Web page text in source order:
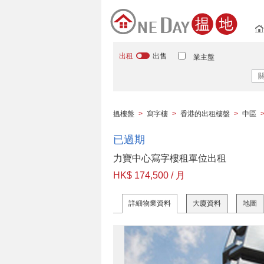
出租 出售 業主盤
搵樓盤 > 寫字樓 > 香港的出租樓盤 > 中區 >
已過期
力寶中心寫字樓租單位出租
HK$ 174,500 / 月
詳細物業資料 大廈資料 地圖